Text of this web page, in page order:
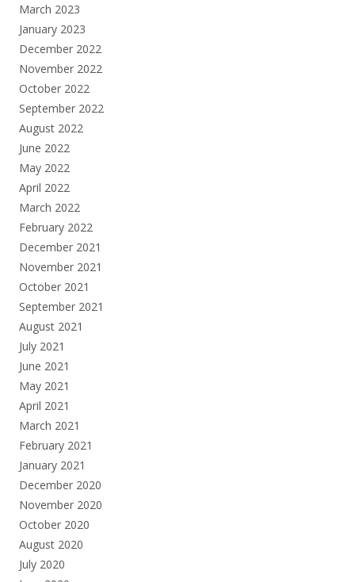
March 2023
January 2023
December 2022
November 2022
October 2022
September 2022
August 2022
June 2022
May 2022
April 2022
March 2022
February 2022
December 2021
November 2021
October 2021
September 2021
August 2021
July 2021
June 2021
May 2021
April 2021
March 2021
February 2021
January 2021
December 2020
November 2020
October 2020
August 2020
July 2020